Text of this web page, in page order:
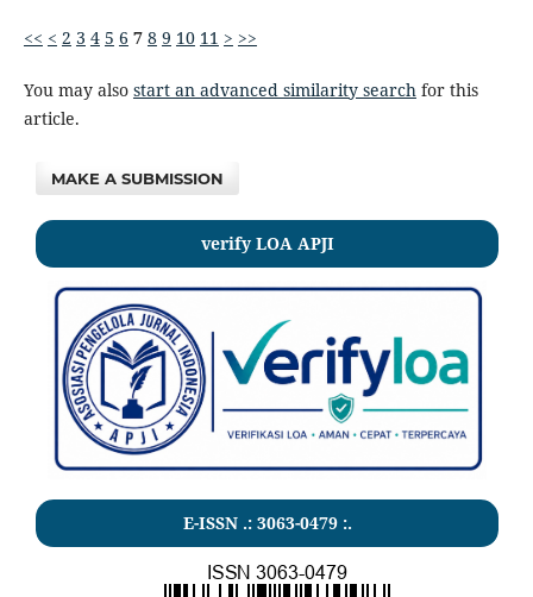
<< < 2 3 4 5 6 7 8 9 10 11 > >>
You may also start an advanced similarity search for this
article.
MAKE A SUBMISSION
verify LOA APJI
E-ISSN .: 3063-0479 :.